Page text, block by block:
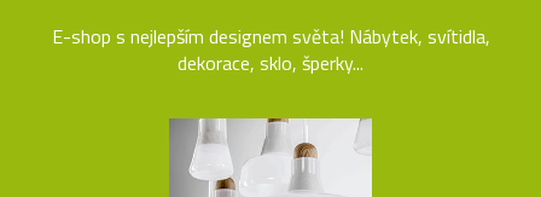
E-shop s nejlepším designem světa! Nábytek, svítidla,
dekorace, sklo, šperky...